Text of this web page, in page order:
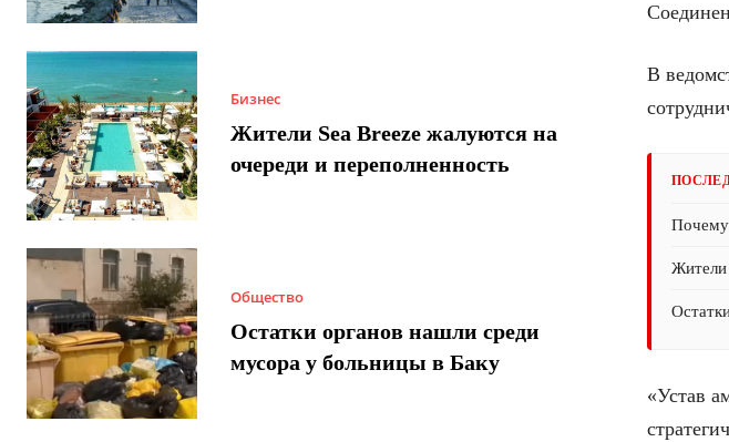
Бизнес
Жители Sea Breeze жалуются на
очереди и переполненность
Общество
Остатки органов нашли среди
мусора у больницы в Баку
В
Почему
Жители
«Устав